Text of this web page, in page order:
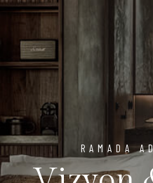
RAMADA